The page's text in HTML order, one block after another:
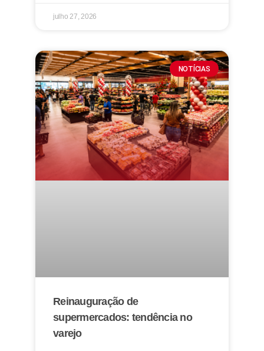
julho 27, 2026
NOTÍCIAS
Reinauguração de
supermercados: tendência no
varejo